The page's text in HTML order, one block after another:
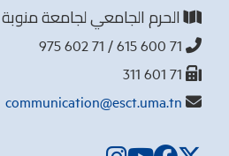
الحرم الجامعي لجامعة منوبة -
communication@esct.uma.tn